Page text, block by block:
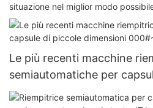
situazione nel miglior modo
Le più recenti macchine
semiautomatiche per
dimensioni 000#~5# fornite